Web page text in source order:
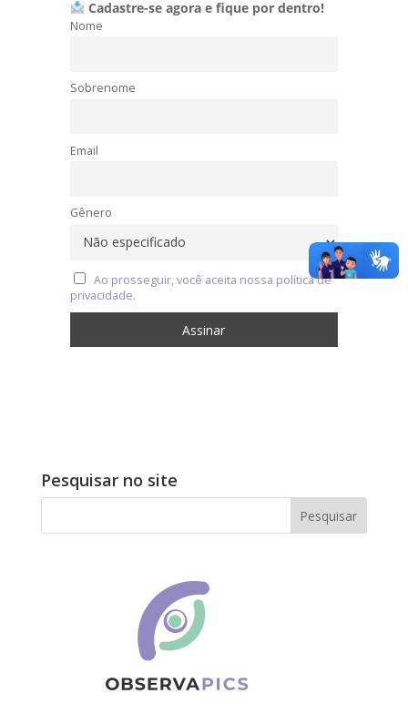
Cadastre-se agora e fique por dentro!
Nome
Sobrenome
Email
Gênero
Ao prosseguir, você aceita nossa política de
privacidade.
Pesquisar no site